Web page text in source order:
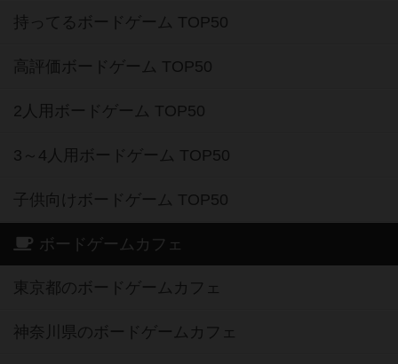
持ってるボードゲーム TOP50
高評価ボードゲーム TOP50
2人用ボードゲーム TOP50
3～4人用ボードゲーム TOP50
子供向けボードゲーム TOP50
ボードゲームカフェ
東京都のボードゲームカフェ
神奈川県のボードゲームカフェ